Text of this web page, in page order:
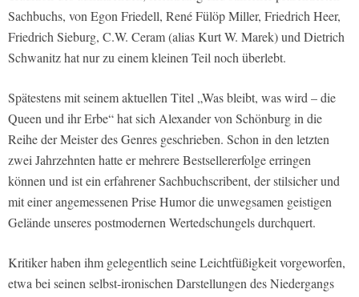
Sachbuchs, von Egon Friedell, René Fülöp Miller, Friedrich Heer,
Friedrich Sieburg, C.W. Ceram (alias Kurt W. Marek) und Dietrich
Schwanitz hat nur zu einem kleinen Teil noch überlebt.
Spätestens mit seinem aktuellen Titel „Was bleibt, was wird – die
Queen und ihr Erbe“ hat sich Alexander von Schönburg in die
Reihe der Meister des Genres geschrieben. Schon in den letzten
zwei Jahrzehnten hatte er mehrere Bestsellererfolge erringen
können und ist ein erfahrener Sachbuchscribent, der stilsicher und
mit einer angemessenen Prise Humor die unwegsamen geistigen
Gelände unseres postmodernen Wertedschungels durchquert.
Kritiker haben ihm gelegentlich seine Leichtfüßigkeit vorgeworfen,
etwa bei seinen selbst-ironischen Darstellungen des Niedergangs